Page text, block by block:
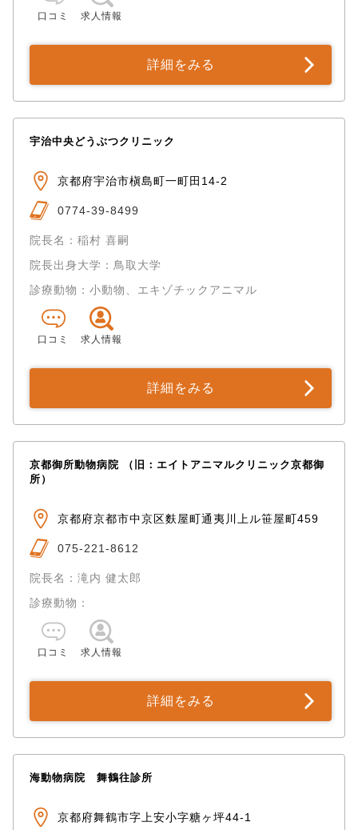
口コミ 求人情報
詳細をみる
宇治中央どうぶつクリニック
京都府宇治市槇島町一町田14-2
0774-39-8499
院長名：稲村 喜嗣
院長出身大学：鳥取大学
診療動物：小動物、エキゾチックアニマル
口コミ 求人情報
詳細をみる
京都御所動物病院 （旧：エイトアニマルクリニック京都御
所）
京都府京都市中京区麩屋町通夷川上ル笹屋町459
075-221-8612
院長名：滝内 健太郎
診療動物：
口コミ 求人情報
詳細をみる
海動物病院 舞鶴往診所
京都府舞鶴市字上安小字糖ヶ坪44-1